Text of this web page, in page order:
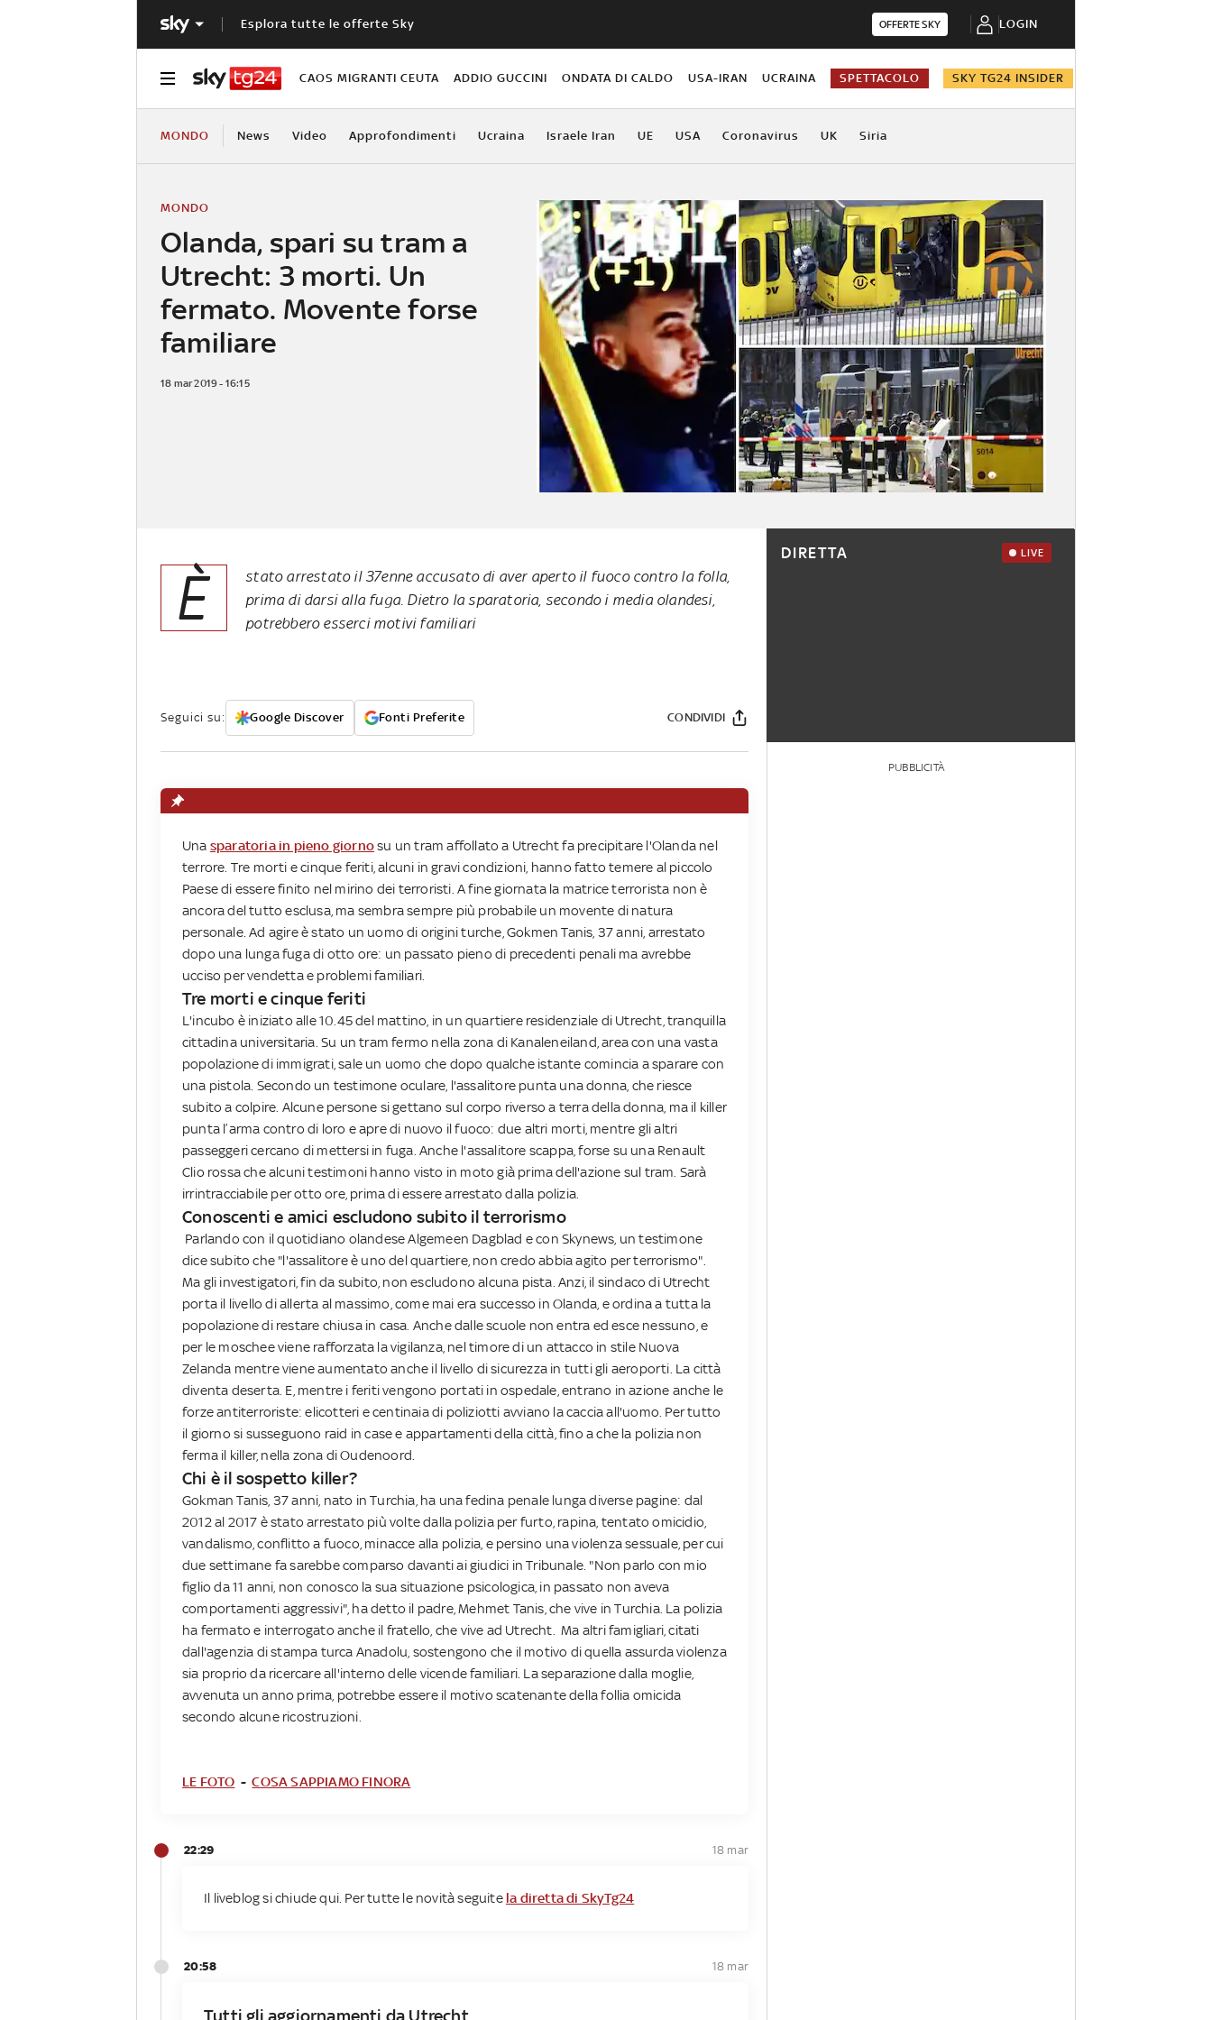
Esplora tutte le offerte Sky OFFERTE SKY LOGIN
CAOS MIGRANTI CEUTA ADDIO GUCCINI ONDATA DI CALDO USA-IRAN UCRAINA SPETTACOLO SKY TG24 INSIDER
MONDO News Video Approfondimenti Ucraina Israele Iran UE USA Coronavirus UK Siria
Olanda, spari su tram a
Utrecht: 3 morti. Un
fermato. Movente forse
familiare
MONDO
18 mar 2019 - 16:15
È
stato arrestato il 37enne accusato di aver aperto il fuoco contro la folla,
prima di darsi alla fuga. Dietro la sparatoria, secondo i media olandesi,
potrebbero esserci motivi familiari
Seguici su: Google Discover Fonti Preferite CONDIVIDI
Una sparatoria in pieno giornosu un tram affollato a Utrecht fa precipitare l'Olanda nel
terrore. Tre morti e cinque feriti, alcuni in gravi condizioni, hanno fatto temere al piccolo
Paese di essere finito nel mirino dei terroristi. A fine giornata la matrice terrorista non è
ancora del tutto esclusa, ma sembra sempre più probabile un movente di natura
personale. Ad agire è stato un uomo di origini turche, Gokmen Tanis, 37 anni, arrestato
dopo una lunga fuga di otto ore: un passato pieno di precedenti penali ma avrebbe
ucciso per vendetta e problemi familiari.
Tre morti e cinque feriti
L'incubo è iniziato alle 10.45 del mattino, in un quartiere residenziale di Utrecht, tranquilla
cittadina universitaria. Su un tram fermo nella zona di Kanaleneiland, area con una vasta
popolazione di immigrati, sale un uomo che dopo qualche istante comincia a sparare con
una pistola. Secondo un testimone oculare, l'assalitore punta una donna, che riesce
subito a colpire. Alcune persone si gettano sul corpo riverso a terra della donna, ma il killer
punta l’arma contro di loro e apre di nuovo il fuoco: due altri morti, mentre gli altri
passeggeri cercano di mettersi in fuga. Anche l'assalitore scappa, forse su una Renault
Clio rossa che alcuni testimoni hanno visto in moto già prima dell'azione sul tram. Sarà
irrintracciabile per otto ore, prima di essere arrestato dalla polizia.
Conoscenti e amici escludono subito il terrorismo
Parlando con il quotidiano olandese Algemeen Dagblad e con Skynews, un testimone
dice subito che "l'assalitore è uno del quartiere, non credo abbia agito per terrorismo".
Ma gli investigatori, fin da subito, non escludono alcuna pista. Anzi, il sindaco di Utrecht
porta il livello di allerta al massimo, come mai era successo in Olanda, e ordina a tutta la
popolazione di restare chiusa in casa. Anche dalle scuole non entra ed esce nessuno, e
per le moschee viene rafforzata la vigilanza, nel timore di un attacco in stile Nuova
Zelanda mentre viene aumentato anche il livello di sicurezza in tutti gli aeroporti. La città
diventa deserta. E, mentre i feriti vengono portati in ospedale, entrano in azione anche le
forze antiterroriste: elicotteri e centinaia di poliziotti avviano la caccia all'uomo. Per tutto
il giorno si susseguono raid in case e appartamenti della città, fino a che la polizia non
ferma il killer, nella zona di Oudenoord.
Chi è il sospetto killer?
Gokman Tanis, 37 anni, nato in Turchia, ha una fedina penale lunga diverse pagine: dal
2012 al 2017 è stato arrestato più volte dalla polizia per furto, rapina, tentato omicidio,
vandalismo, conflitto a fuoco, minacce alla polizia, e persino una violenza sessuale, per cui
due settimane fa sarebbe comparso davanti ai giudici in Tribunale. "Non parlo con mio
figlio da 11 anni, non conosco la sua situazione psicologica, in passato non aveva
comportamenti aggressivi", ha detto il padre, Mehmet Tanis, che vive in Turchia. La polizia
ha fermato e interrogato anche il fratello, che vive ad Utrecht. Ma altri famigliari, citati
dall'agenzia di stampa turca Anadolu, sostengono che il motivo di quella assurda violenza
sia proprio da ricercare all'interno delle vicende familiari. La separazione dalla moglie,
avvenuta un anno prima, potrebbe essere il motivo scatenante della follia omicida
secondo alcune ricostruzioni.
LE FOTO -COSA SAPPIAMO FINORA
22:29 18 mar
Il liveblog si chiude qui. Per tutte le novità seguite la diretta di SkyTg24
20:58 18 mar
Tutti gli aggiornamenti da Utrecht
DIRETTA LIVE
PUBBLICITÀ